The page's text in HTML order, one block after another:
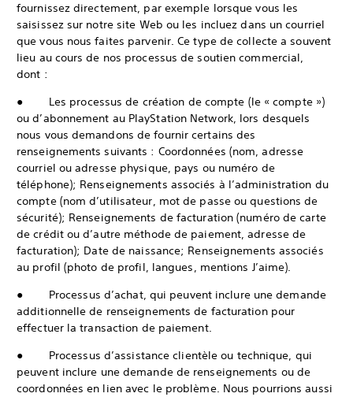
fournissez directement, par exemple lorsque vous les
saisissez sur notre site Web ou les incluez dans un courriel
que vous nous faites parvenir. Ce type de collecte a souvent
lieu au cours de nos processus de soutien commercial,
dont :
● Les processus de création de compte (le « compte »)
ou d’abonnement au PlayStation Network, lors desquels
nous vous demandons de fournir certains des
renseignements suivants : Coordonnées (nom, adresse
courriel ou adresse physique, pays ou numéro de
téléphone); Renseignements associés à l’administration du
compte (nom d’utilisateur, mot de passe ou questions de
sécurité); Renseignements de facturation (numéro de carte
de crédit ou d’autre méthode de paiement, adresse de
facturation); Date de naissance; Renseignements associés
au profil (photo de profil, langues, mentions J’aime).
● Processus d’achat, qui peuvent inclure une demande
additionnelle de renseignements de facturation pour
effectuer la transaction de paiement.
● Processus d’assistance clientèle ou technique, qui
peuvent inclure une demande de renseignements ou de
coordonnées en lien avec le problème. Nous pourrions aussi